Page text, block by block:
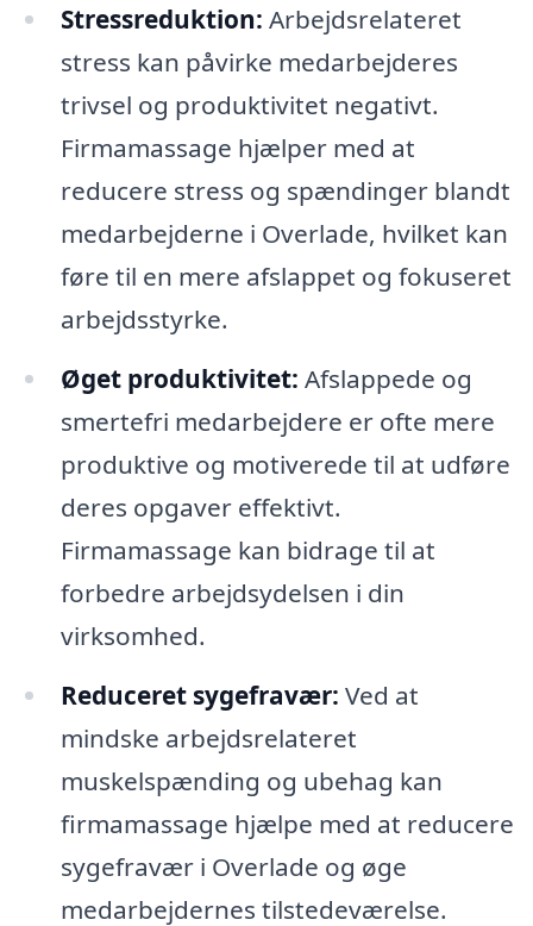
Stressreduktion: Arbejdsrelateret
stress kan påvirke medarbejderes
trivsel og produktivitet negativt.
Firmamassage hjælper med at
reducere stress og spændinger blandt
medarbejderne i Overlade, hvilket kan
føre til en mere afslappet og fokuseret
arbejdsstyrke.
Øget produktivitet: Afslappede og
smertefri medarbejdere er ofte mere
produktive og motiverede til at udføre
deres opgaver effektivt.
Firmamassage kan bidrage til at
forbedre arbejdsydelsen i din
virksomhed.
Reduceret sygefravær: Ved at
mindske arbejdsrelateret
muskelspænding og ubehag kan
firmamassage hjælpe med at reducere
sygefravær i Overlade og øge
medarbejdernes tilstedeværelse.